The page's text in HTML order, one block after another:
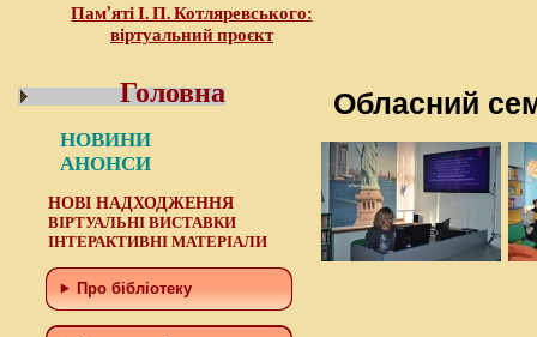
Пам’яті І. П. Котляревського:
віртуальний проєкт
Головна
НОВИНИ
АНОНСИ
НОВІ НАДХОДЖЕННЯ
ВІРТУАЛЬНІ ВИСТАВКИ
ІНТЕРАКТИВНІ МАТЕРІАЛИ
Про бібліотеку
Обласний